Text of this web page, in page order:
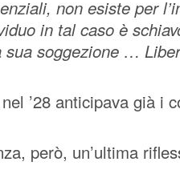
non esiste per
in tal caso è
soggezione …
’28 anticipava già i
però, un’ultima